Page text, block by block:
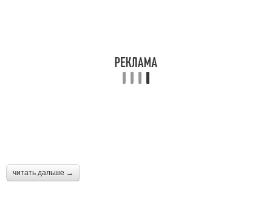
читать дальше →